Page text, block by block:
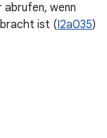
abrufen, wenn
ist (I2a035)